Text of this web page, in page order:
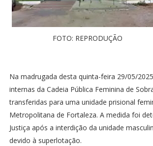
FOTO: REPRODUÇÃO
Na madrugada desta quinta-feira 29/05/
internas da Cadeia Pública Feminina de
transferidas para uma unidade prisional
Metropolitana de Fortaleza. A medida foi
Justiça após a interdição da unidade
devido à superlotação.